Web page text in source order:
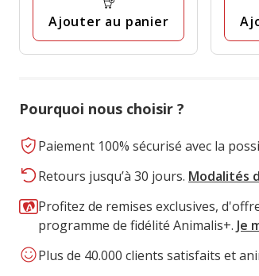
avisAjouter au panier
Pourquoi nous choisir ?
Paiement 100% sécurisé avec la
Retours jusqu’à 30 jours. Modalités
Profitez de remises exclusives,
programme de fidélité Animalis+. Je
Plus de 40.000 clients satisfaits et